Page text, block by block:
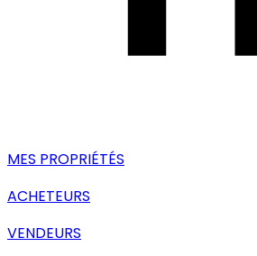
MES PROPRIÉTÉS
ACHETEURS
VENDEURS